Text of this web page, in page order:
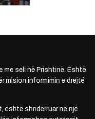
me seli në Prishtinë. Është
mision informimin e drejtë
është shndërruar në një